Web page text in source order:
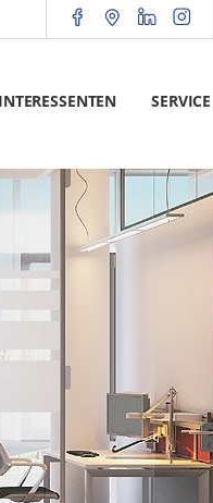
INTERESSENTEN SERVICE